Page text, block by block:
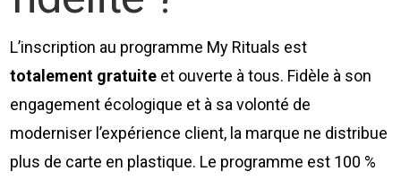
L’inscription au programme My Rituals est
totalement gratuite et ouverte à tous. Fidèle à son
engagement écologique et à sa volonté de
moderniser l’expérience client, la marque ne distribue
plus de carte en plastique. Le programme est 100 %